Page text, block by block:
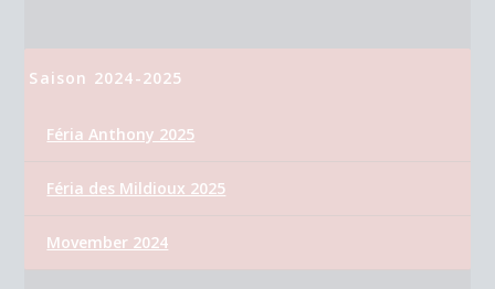
Saison 2024-2025
Féria Anthony 2025
Féria des Mildioux 2025
Movember 2024